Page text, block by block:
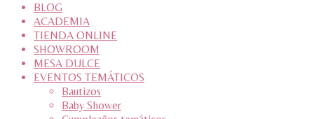
BLOG
ACADEMIA
TIENDA ONLINE
SHOWROOM
MESA DULCE
EVENTOS TEMÁTICOS
Bautizos
Baby Shower